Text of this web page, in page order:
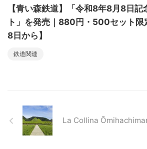
【青い森鉄道】「令和8年8月8日記
ト」を発売｜880円・500セット
8日から】
鉄道関連
La Collina